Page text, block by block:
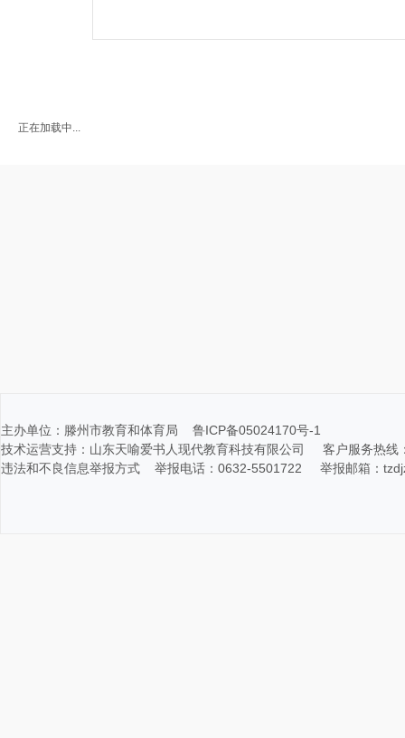
正在加载中...
主办单位：滕州市教育和体育局 鲁ICP备05024170号-1
技术运营支持：山东天喻爱书人现代教育科技有限公司 客户服务热
违法和不良信息举报方式 举报电话：0632-5501722 举报邮箱：